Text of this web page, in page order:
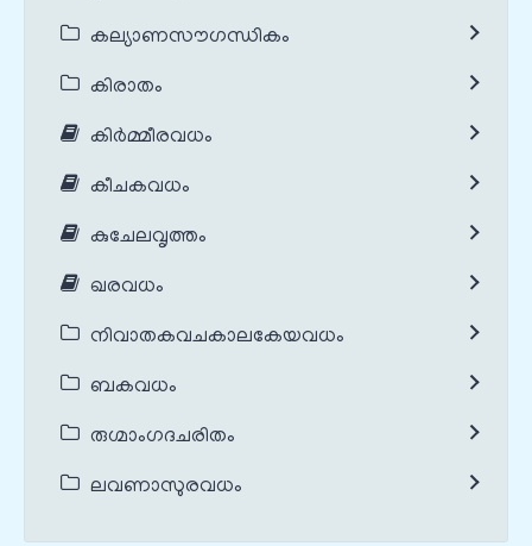
കല്യാണസൗഗന്ധികം
കിരാതം
കിർമ്മീരവധം
കീചകവധം
കുചേലവൃത്തം
ഖരവധം
നിവാതകവചകാലകേയവധം
ബകവധം
രുഗ്മാംഗദചരിതം
ലവണാസുരവധം